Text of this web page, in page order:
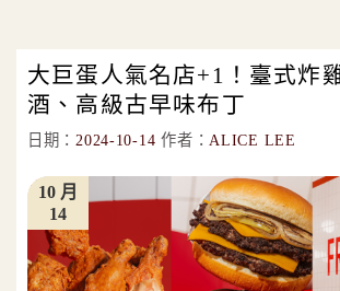
大巨蛋人氣名店+1！臺式炸
酒、高級古早味布丁
日期： 2024-10-14 作者： ALICE LEE
14
10 月